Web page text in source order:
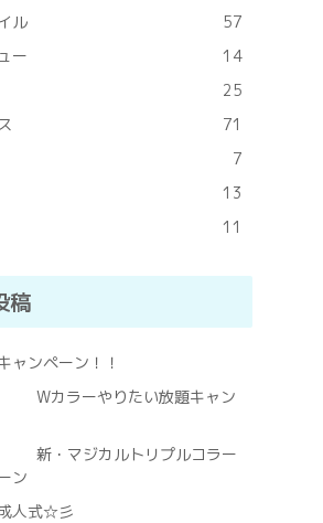
ル
57
ー
14
25
71
7
13
11
稿
ャンペーン！！
カラーやりたい放題キャン
・マジカルトリプルコラー
ン
人式☆彡